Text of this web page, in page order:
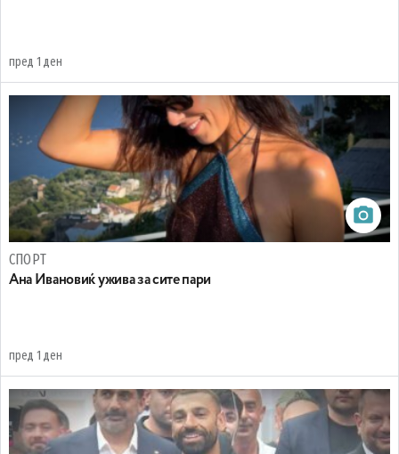
пред 1 ден
СПОРТ
Ана Ивановиќ ужива за сите пари
пред 1 ден